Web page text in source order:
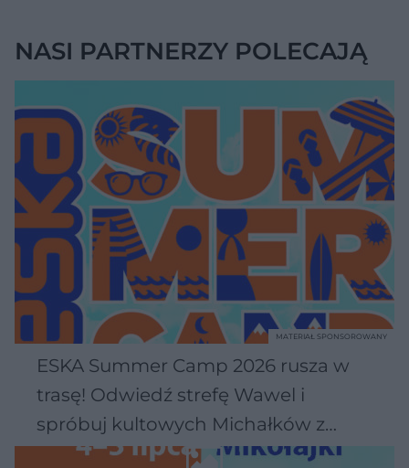
NASI PARTNERZY POLECAJĄ
ESKA Summer Camp 2026 rusza w
trasę! Odwiedź strefę Wawel i
spróbuj kultowych Michałków z
Wawelu
MATERIAŁ SPONSOROWANY